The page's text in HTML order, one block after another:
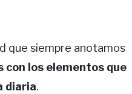
que siempre anotamos
con los elementos que
diaria.